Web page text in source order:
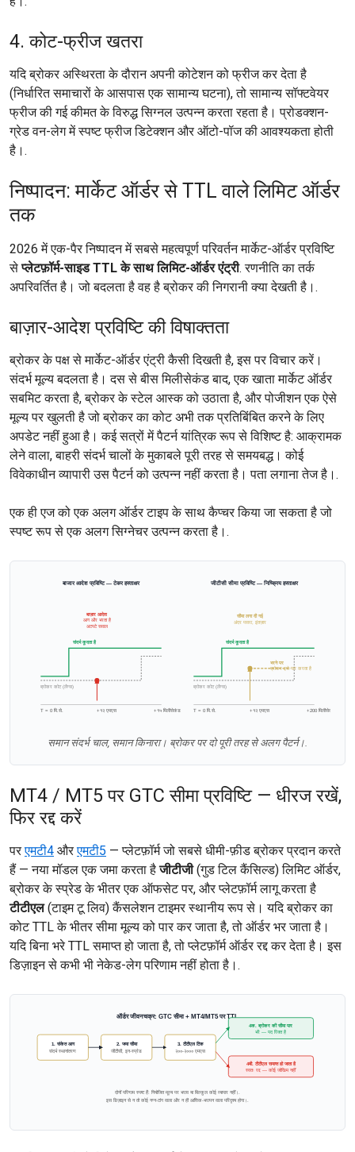
4. कोट-फ्रीज खतरा
यदि ब्रोकर अस्थिरता के दौरान अपनी कोटेशन को फ्रीज कर देता है
(निर्धारित समाचारों के आसपास एक सामान्य घटना), तो सामान्य सॉफ्टवेयर
फ्रीज की गई कीमत के विरुद्ध सिग्नल उत्पन्न करता रहता है। प्रोडक्शन-
ग्रेड वन-लेग में स्पष्ट फ्रीज डिटेक्शन और ऑटो-पॉज की आवश्यकता होती
है।.
निष्पादन: मार्केट ऑर्डर से TTL वाले लिमिट ऑर्डर
तक
2026 में एक-पैर निष्पादन में सबसे महत्वपूर्ण परिवर्तन मार्केट-ऑर्डर प्रविष्टि
सेप्लेटफ़ॉर्म-साइड TTL के साथ लिमिट-ऑर्डर एंट्री. रणनीति का तर्क
अपरिवर्तित है। जो बदलता है वह है ब्रोकर की निगरानी क्या देखती है।.
बाज़ार-आदेश प्रविष्टि की विषाक्तता
ब्रोकर के पक्ष से मार्केट-ऑर्डर एंट्री कैसी दिखती है, इस पर विचार करें।
संदर्भ मूल्य बदलता है। दस से बीस मिलीसेकंड बाद, एक खाता मार्केट ऑर्डर
सबमिट करता है, ब्रोकर के स्टेल आस्क को उठाता है, और पोजीशन एक ऐसे
मूल्य पर खुलती है जो ब्रोकर का कोट अभी तक प्रतिबिंबित करने के लिए
अपडेट नहीं हुआ है। कई सत्रों में पैटर्न यांत्रिक रूप से विशिष्ट है: आक्रामक
लेने वाला, बाहरी संदर्भ चालों के मुकाबले पूरी तरह से समयबद्ध। कोई
विवेकाधीन व्यापारी उस पैटर्न को उत्पन्न नहीं करता है। पता लगाना तेज है।.
एक ही एज को एक अलग ऑर्डर टाइप के साथ कैप्चर किया जा सकता है जो
स्पष्ट रूप से एक अलग सिग्नेचर उत्पन्न करता है।.
बाजार आदेश प्रविष्टि — टेकर हस्ताक्षर
T = 0 मि.से. +१२ एमएस +१५ मिलीसेकंड
संदर्भ कूदता है
ब्रोकर कोट (लैग्स)
बाज़ार आदेश
आग और भरता है
अटपटे सवाल
जीटीसी सीमा प्रविष्टि — निष्क्रिय हस्ताक्षर
T = 0 मि.से. +१२ एमएस +200 मिलीसेकंड
संदर्भ कूदता है
ब्रोकर कोट (लैग्स)
सीमा लगा दी गई
अंदर पसरा, इंतज़ार
भरने पर
ब्रोकर इसे पार करता है
समान संदर्भ चाल, समान किनारा। ब्रोकर पर दो पूरी तरह से अलग पैटर्न।.
MT4 / MT5 पर GTC सीमा प्रविष्टि — धीरज रखें,
फिर रद्द करें
परएमटी4 औरएमटी5 — प्लेटफ़ॉर्म जो सबसे धीमी-फ़ीड ब्रोकर प्रदान करते
हैं — नया मॉडल एक जमा करता हैजीटीजी(गुड टिल कैंसिल्ड) लिमिट ऑर्डर,
ब्रोकर के स्प्रेड के भीतर एक ऑफसेट पर, और प्लेटफ़ॉर्म लागू करता है
टीटीएल(टाइम टू लिव) कैंसलेशन टाइमर स्थानीय रूप से। यदि ब्रोकर का
कोट TTL के भीतर सीमा मूल्य को पार कर जाता है, तो ऑर्डर भर जाता है।
यदि बिना भरे TTL समाप्त हो जाता है, तो प्लेटफ़ॉर्म ऑर्डर रद्द कर देता है। इस
डिज़ाइन से कभी भी नेकेड-लेग परिणाम नहीं होता है।.
ऑर्डर जीवनचक्र: GTC सीमा + MT4/MT5 पर TTL
1. संकेत आग
संदर्भ स्थानांतरण
2. जमा सीमा
जीटीसी, इन-स्प्रेड
3. टीटीएल टिक
२००-२००० एमएस
4क. ब्रोकर की सीमा पार
भरें — पद रिक्त है
4बी. टीटीएल समाप्त हो जाता है
स्वतः रद्द — कोई जोखिम नहीं
दोनों परिणाम स्पष्ट हैं: नियोजित मूल्य पर भराव या बिल्कुल कोई व्यापार नहीं।.
इस डिज़ाइन से न तो कोई नग्न-टांग वाला और न ही आंशिक-भरापन वाला परिदृश्य होगा।.